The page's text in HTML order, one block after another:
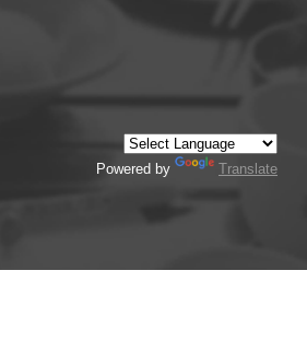
Powered by Translate